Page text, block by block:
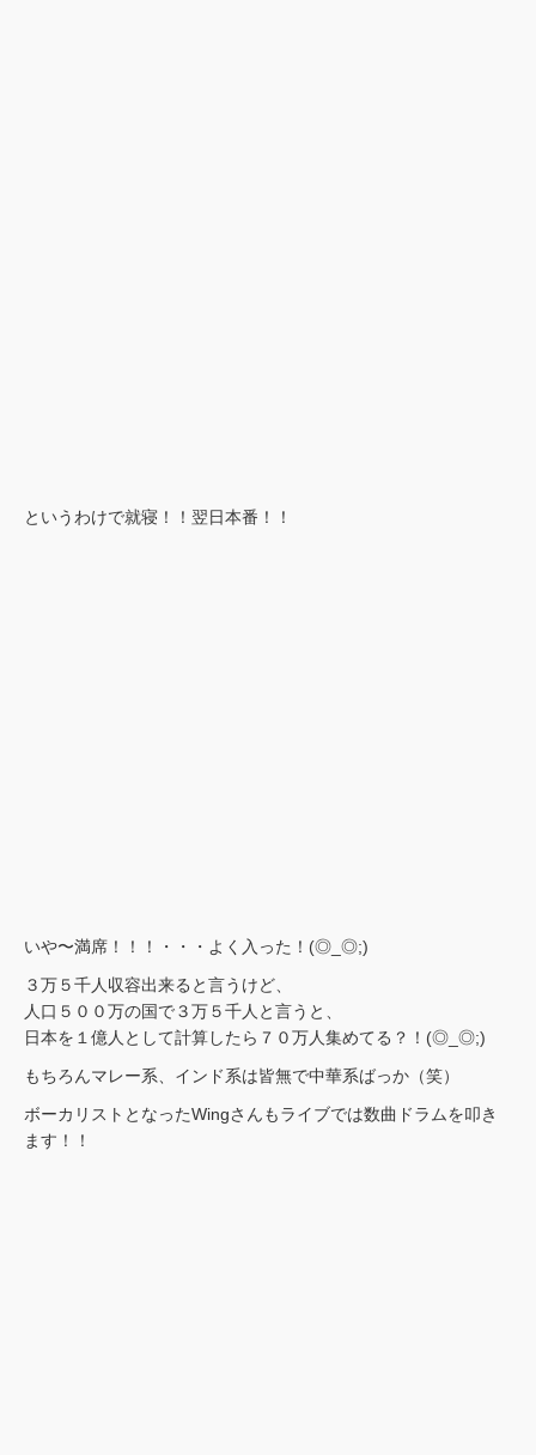
というわけで就寝！！翌日本番！！
いや〜満席！！！・・・よく入った！(◎_◎;)
３万５千人収容出来ると言うけど、
人口５００万の国で３万５千人と言うと、
日本を１億人として計算したら７０万人集めてる？！(◎_◎;)
もちろんマレー系、インド系は皆無で中華系ばっか（笑）
ボーカリストとなったWingさんもライブでは数曲ドラムを叩き
ます！！